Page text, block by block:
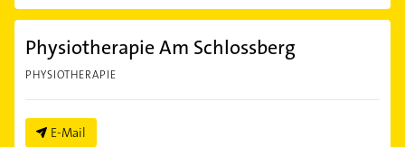
Physiotherapie Am Schlossberg
PHYSIOTHERAPIE
E-Mail